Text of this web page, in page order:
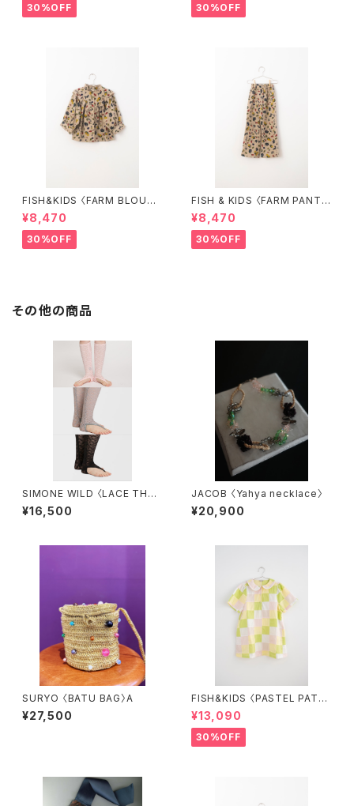
30%OFF 30%OFF
FISH&KIDS 〈FARM BLOUS
E〉
¥8,470
30%OFF
FISH & KIDS 〈FARM PANT
S〉
¥8,470
30%OFF
その他の商品
SIMONE WILD 〈LACE THO
NG SOCKS〉
¥16,500
JACOB 〈Yahya necklace〉
¥20,900
SURYO 〈BATU BAG〉A
¥27,500
FISH&KIDS 〈PASTEL PATC
HWORK DRESS〉
¥13,090
30%OFF